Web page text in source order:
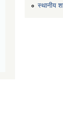
स्थानीय